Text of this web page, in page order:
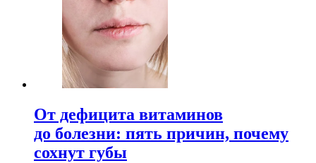
От дефицита витаминов
до болезни: пять причин, почему
сохнут губы